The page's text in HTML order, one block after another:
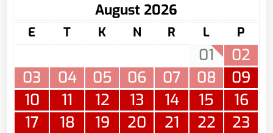
August 2026
E T K N R L P
01
02
03
04 05 06 07 08
09
10
11 12 13 14 15
16
17
18 19 20 21 22
23